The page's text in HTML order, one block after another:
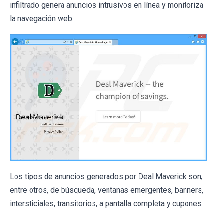
infiltrado genera anuncios intrusivos en línea y monitoriza
la navegación web.
Los tipos de anuncios generados por Deal Maverick son,
entre otros, de búsqueda, ventanas emergentes, banners,
intersticiales, transitorios, a pantalla completa y cupones.